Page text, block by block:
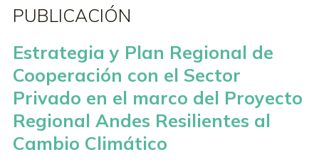
PUBLICACIÓN
Estrategia y Plan Regional de
Cooperación con el Sector
Privado en el marco del Proyecto
Regional Andes Resilientes al
Cambio Climático